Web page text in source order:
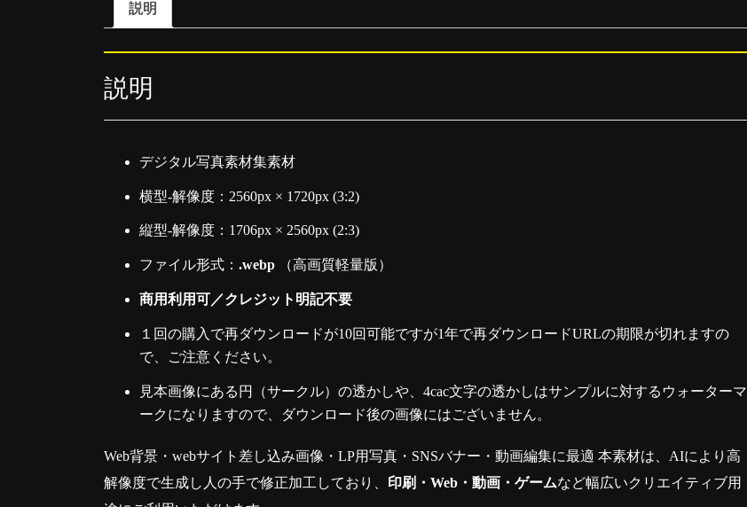
説明
説明
デジタル写真素材集素材
横型-解像度：2560px × 1720px (3:2)
縦型-解像度：1706px × 2560px (2:3)
ファイル形式： .webp （高画質軽量版）
商用利用可／クレジット明記不要
１回の購入で再ダウンロードが10回可能ですが1年で再ダウンロードURLの期限が切れますの
で、ご注意ください。
見本画像にある円（サークル）の透かしや、4cac文字の透かしはサンプルに対するウォーターマ
ークになりますので、ダウンロード後の画像にはございません。
Web背景・webサイト差し込み画像・LP用写真・SNSバナー・動画編集に最適 本素材は、AIにより高
解像度で生成し人の手で修正加工しており、 印刷・Web・動画・ゲームなど幅広いクリエイティブ用